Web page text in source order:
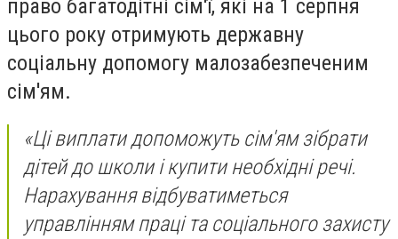
право багатодітні сім'ї, які на 1 серпня
цього року отримують державну
соціальну допомогу малозабезпеченим
сім'ям.
«Ці виплати допоможуть сім'ям зібрати
дітей до школи і купити необхідні речі.
Нарахування відбуватиметься
управлінням праці та соціального захисту